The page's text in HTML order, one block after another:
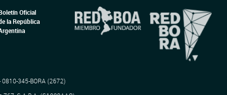
Oficial
la República
345-BORA (2672)